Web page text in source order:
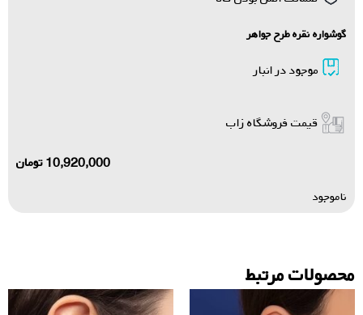
گوشواره نقره طرح جواهر
موجود در انبار
قیمت فروشگاه زاب
10,920,000تومان
ناموجود
محصولات مرتبط